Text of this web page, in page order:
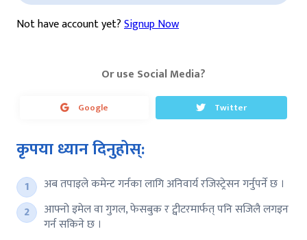
Not have account yet?Signup Now
Or use Social Media?
Google Twitter
कृपया ध्यान दिनुहोस्:
अब तपाइले कमेन्ट गर्नका लागि अनिवार्य रजिस्ट्रेसन गर्नुपर्ने छ ।
आफ्नो इमेल वा गुगल, फेसबुक र ट्वीटरमार्फत् पनि सजिलै लगइन
गर्न सकिने छ ।